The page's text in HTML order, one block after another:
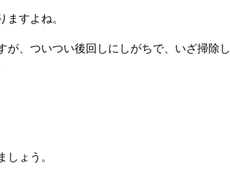
ますよね。
、ついつい後回しにしがちで、いざ掃除し
しょう。